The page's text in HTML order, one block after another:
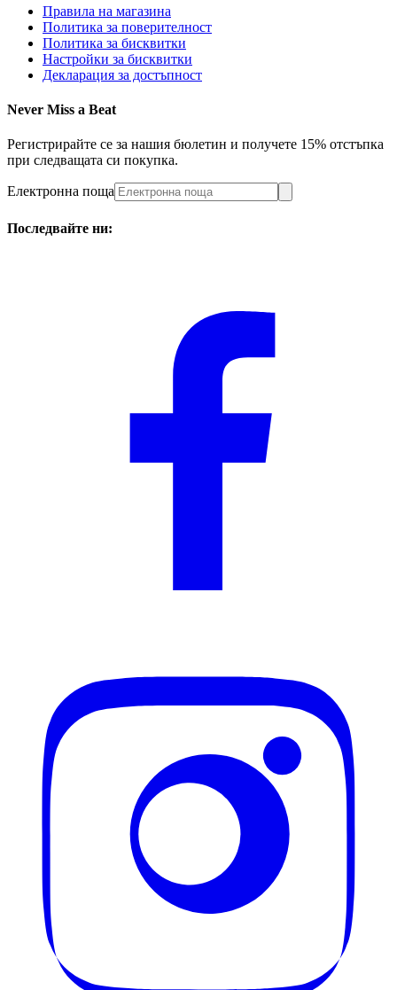
Правила на магазина
Политика за поверителност
Политика за бисквитки
Настройки за бисквитки
Декларация за достъпност
Never Miss a Beat
Регистрирайте се за нашия бюлетин и получете 15% отстъпка
при следващата си покупка.
Електронна поща
Последвайте ни: